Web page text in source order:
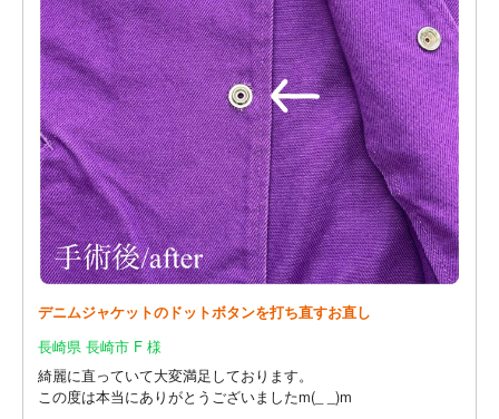
デニムジャケットのドットボタンを打ち直すお直し
長崎県 長崎市 F 様
綺麗に直っていて大変満足しております。
この度は本当にありがとうございましたm(_ _)m